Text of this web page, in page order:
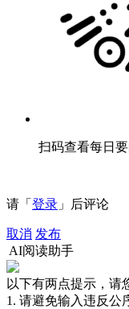
扫码查看每日
请「 登录 」后评论
取消 发布
AI阅读助手
以下有两点提示，请
1. 请避免输入违反公